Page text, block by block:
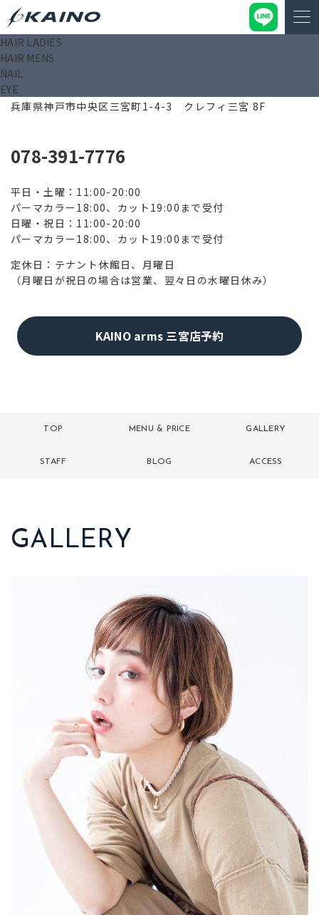
HAIR LADIES
HAIR MENS
NAIL
EYE650-0021
兵庫県神戸市中央区三宮町1-4-3 クレフィ三宮 8F
078-391-7776
平日・土曜：11:00-20:00
パーマカラー18:00、カット19:00まで受付
日曜・祝日：11:00-20:00
パーマカラー18:00、カット19:00まで受付
定休日：テナント休館日、月曜日
（月曜日が祝日の場合は営業、翌々日の水曜日休み）
KAINO arms 三宮店予約
TOP
トップ
MENU & PRICE
メニュー
GALLERY
ギャラリー
STAFF BLOG ACCESS
GALLERY